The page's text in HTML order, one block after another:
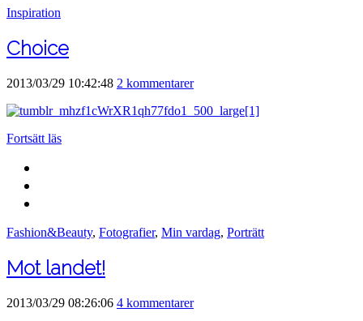
Inspiration
Choice
2013/03/29 10:42:48 2 kommentarer
Fortsätt läs
Fashion&Beauty, Fotografier, Min vardag, Porträtt
Mot landet!
2013/03/29 08:26:06 4 kommentarer